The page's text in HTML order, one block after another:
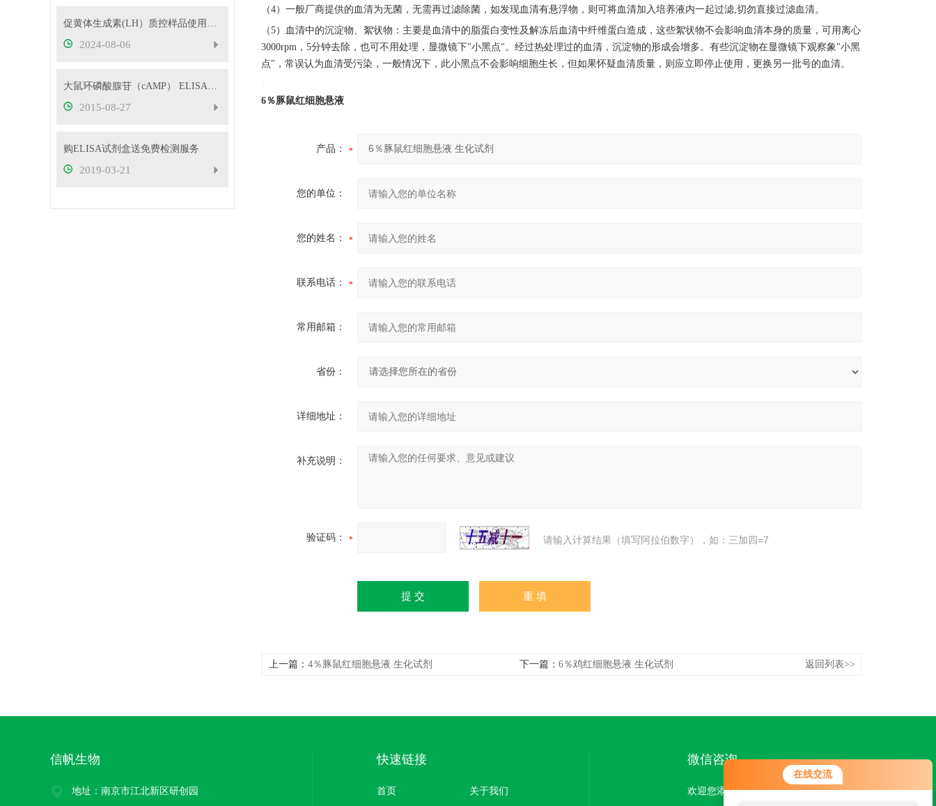
在线交流
促黄体生成素(LH）质控样品使用注意事项
2024-08-06
大鼠环磷酸腺苷（cAMP） ELISA试剂盒实验总结和经验
2015-08-27
购ELISA试剂盒送免费检测服务
2019-03-21
（4）一般厂商提供的血清为无菌，无需再过滤除菌，如发现血清有悬浮物，则可将血清加入培养液内一起过滤,切勿直接过滤血清。
（5）血清中的沉淀物、絮状物：主要是血清中的脂蛋白变性及解冻后血清中纤维蛋白造成，这些絮状物不会影响血清本身的质量，可用离心
3000rpm，5分钟去除，也可不用处理，显微镜下"小黑点"。经过热处理过的血清，沉淀物的形成会增多。有些沉淀物在显微镜下观察象"小黑
点"，常误认为血清受污染，一般情况下，此小黑点不会影响细胞生长，但如果怀疑血清质量，则应立即停止使用，更换另一批号的血清。
6％豚鼠红细胞悬液
产品：
您的单位：
您的姓名：
联系电话：
常用邮箱：
省份：
详细地址：
补充说明：
验证码： 请输入计算结果（填写阿拉伯数字），如：三加四=7
上一篇： 4％豚鼠红细胞悬液 生化试剂 下一篇： 6％鸡红细胞悬液 生化试剂 返回列表>>
信帆生物
地址：南京市江北新区研创园
快速链接
首页 关于我们
微信咨询
欢迎您添加我们的微信号了解更多信息：